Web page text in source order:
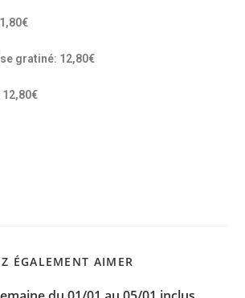
gratiné: 12,80€
ÉGALEMENT AIMER